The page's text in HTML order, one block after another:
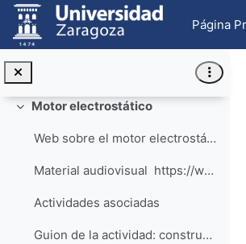
Salta al contenido principal
Página
Consejos de construcción
Material complementario
Colapsar
Motor electrostático
Web sobre el motor electrostático.
Material audiovisual https://www.youtube.co...
Actividades asociadas
Guion de la actividad: construye tu propio motor electrostático